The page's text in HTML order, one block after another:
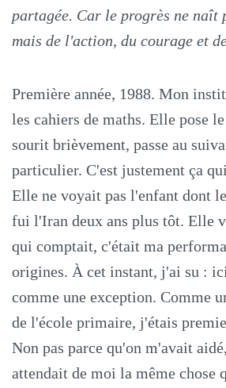
partagée. Car le progrès ne naît
mais de l'action, du courage et
Première année, 1988. Mon
les cahiers de maths. Elle pose
sourit brièvement, passe au
particulier. C'est justement ça
Elle ne voyait pas l'enfant dont
fui l'Iran deux ans plus tôt. Elle
qui comptait, c'était ma
origines. À cet instant, j'ai su :
comme une exception. Comme
de l'école primaire, j'étais
Non pas parce qu'on m'avait
attendait de moi la même chose